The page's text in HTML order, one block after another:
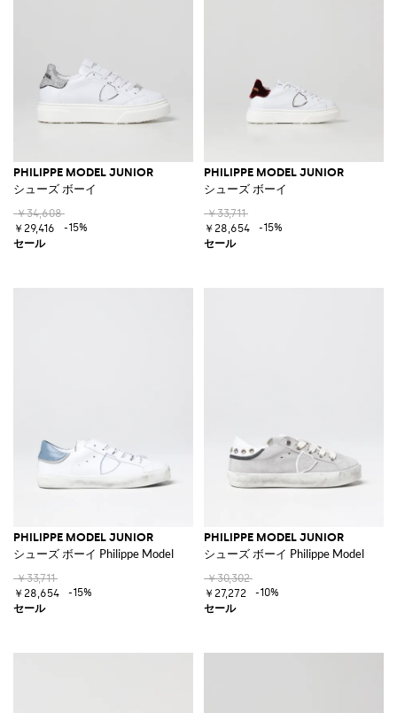
PHILIPPE MODEL JUNIOR
シューズ ボーイ
￥34,608
￥29,416
-15%
PHILIPPE MODEL JUNIOR
シューズ ボーイ
￥33,711
￥28,654
-15%
PHILIPPE MODEL JUNIOR
シューズ ボーイ Philippe Model
￥33,711
￥28,654
-15%
PHILIPPE MODEL JUNIOR
シューズ ボーイ Philippe Model
￥30,302
￥27,272
-10%